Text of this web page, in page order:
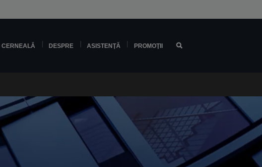
CERNEALĂ DESPRE ASISTENŢĂ PROMOŢII